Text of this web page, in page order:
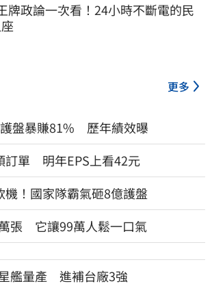
牌政論一次看！24小時不斷電的民
更多
盤暴賺81% 歷年績效曝
訂單 明年EPS上看42元
機！國家隊霸氣砸8億護盤
張 它讓99萬人鬆一口氣
艦量產 進補台廠3強